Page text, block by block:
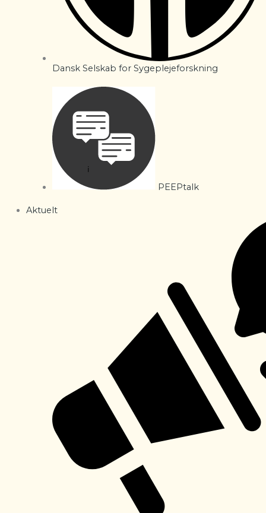
Dansk Selskab for Sygeplejeforskning
PEEPtalk
Aktuelt